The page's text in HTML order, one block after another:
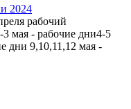
2024
рабочий
мая - рабочие дни4-5
дни 9,10,11,12 мая -